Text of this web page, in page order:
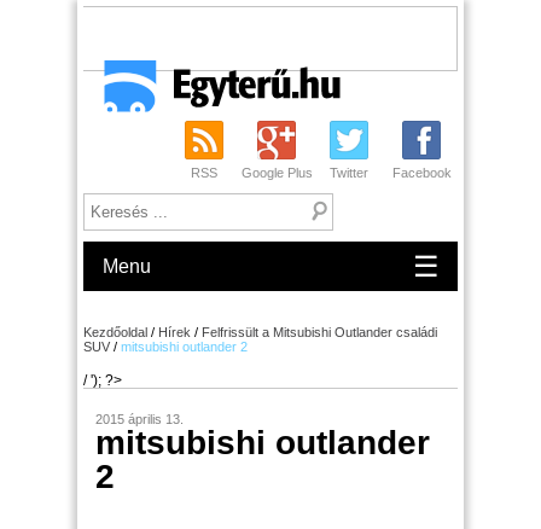
RSS Google Plus Twitter Facebook
Menu ☰
Kezdőoldal / Hírek / Felfrissült a Mitsubishi Outlander családi
SUV / mitsubishi outlander 2
/ '); ?>
2015 április 13.
mitsubishi outlander
2